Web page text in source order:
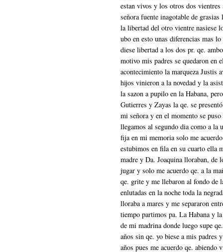
estan vivos y los otros dos vientres
señora fuente inagotable de
la libertad del otro vientre nasiese
ubo en esto unas diferencias mas
diese libertad a los dos pr. qe.
motivo mis padres se quedaron en
acontecimiento la marqueza Justis
hijos vinieron a la novedad y la
la sazon a pupilo en la Habana,
Gutierres y Zayas la qe. se
mi señora y en el momento se
llegamos al segundo dia como a la
fija en mi memoria solo me
estubimos en fila en su cuarto ella
madre y Da. Joaquina lloraban, de
jugar y solo me acuerdo qe. a la
qe. grite y me llebaron al fondo de
enlutadas en la noche toda la
lloraba a mares y me separaron
tiempo partimos pa. La Habana y
de mi madrina donde luego supe
años sin qe. yo biese a mis padres
años pues me acuerdo qe.